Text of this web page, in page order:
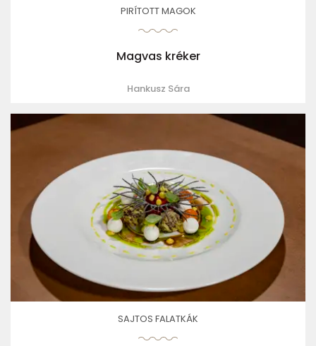
PIRÍTOTT MAGOK
Magvas kréker
Hankusz Sára
SAJTOS FALATKÁK